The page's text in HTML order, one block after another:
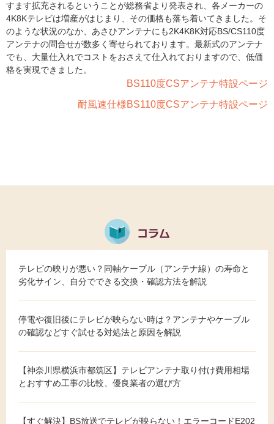
すます拡充されるということが総務省より発表され、各メーカーの
4K8Kテレビは増産がはじまり、その価格も落ち着いてきました。そ
のような状況のなか、あさひアンテナにも2K4K8K対応BS/CS110度
アンテナの問合せが数多く寄せられております。最新式のアンテナ
でも、大量仕入れでコストをおさえて仕入れておりますので、低価
格を実現できました。
BS110度CSアンテナ特設ページ
耐風速仕様BS110度CSアンテナ特設ページ
テレビの映りが悪い？同軸ケーブル（アンテナ線）の寿命と
劣化サイン、自分でできる交換・確認方法を解説
停電や復旧後にテレビが映らない時は？アンテナやケーブル
の確認などすぐ試せる対処法と原因を解説
【神奈川県横浜市都筑区】テレビアンテナ取り付け費用相場
とおすすめ工事の比較、優良業者の選び方
【すぐ解決】BS放送でテレビが映らない！エラーコードE202